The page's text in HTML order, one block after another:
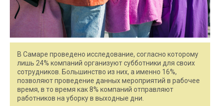
В Самаре проведено исследование, согласно которому
лишь 24% компаний организуют субботники для своих
сотрудников. Большинство из них, а именно 16%,
позволяют проведение данных мероприятий в рабочее
время, в то время как 8% компаний отправляют
работников на уборку в выходные дни.